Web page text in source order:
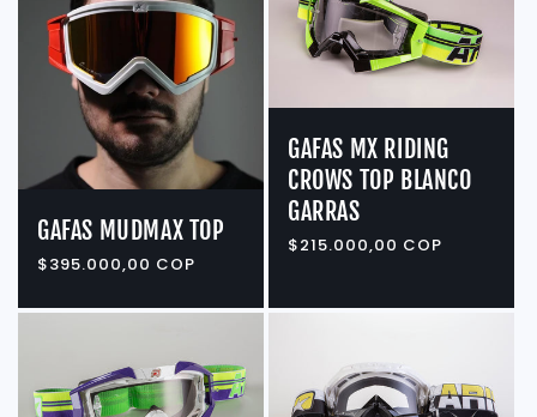
GAFAS MUDMAX TOP
Precio
$395.000,00 COP
GAFAS MX RIDING
CROWS TOP BLANCO
GARRAS
Precio
$215.000,00 COP